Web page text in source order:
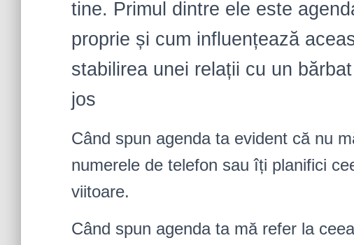
tine. Primul dintre ele este
proprie și cum influențează
stabilirea unei relații cu un
jos
Când spun agenda ta evident că nu
numerele de telefon sau îți planifici
viitoare.
Când spun agenda ta mă refer la